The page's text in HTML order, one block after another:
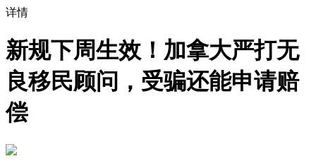
详情
新规下周生效！加拿大严打无
良移民顾问，受骗还能申请赔
偿